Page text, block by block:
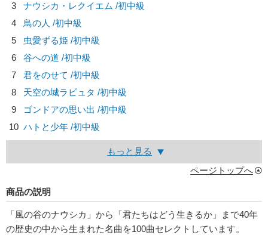
3
ナウシカ・レクイエム /初中級
4
鳥の人 /初中級
5
虫愛ずる姫 /初中級
6
谷への道 /初中級
7
君をのせて /初中級
8
天空の城ラピュタ /初中級
9
ゴンドアの思い出 /初中級
10 ハトと少年 /初中級
もっと見る
ページトップへ
商品の説明
「風の谷のナウシカ」から「君たちはどう生きるか」まで40年
の歴史の中から生まれた名曲を100曲セレクトしています。